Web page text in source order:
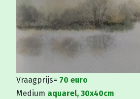
Vraagprijs= 70 euro
Medium aquarel, 30x40cm